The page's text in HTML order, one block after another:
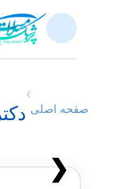
صفحه اصلی
❮